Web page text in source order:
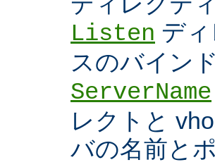
Listen デ
スのバイン
ServerName
レクトと
バの名前と